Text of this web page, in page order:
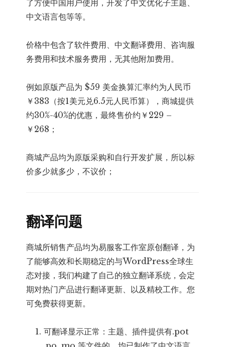
了方便中国用户使用，开发了中文优化子主题、
中文语言包等等。
价格中包含了软件费用、中文翻译费用、咨询服
务费用和技术服务费用，无其他附加费用。
例如原版产品为 $59 美金换算汇率约为人民币
￥383（按1美元兑6.5元人民币算），商城提供
约30%-40%的优惠，最终售价约￥229 –
￥268；
商城产品均为原版采购和自行开发扩展，所以标
价多少就多少，不议价；
翻译问题
商城所销售产品均为易服客工作室原创翻译，为
了能够高效和长期稳定的与WordPress全球生
态对接，我们构建了自己的独立翻译系统，会定
期对热门产品进行翻译更新、以及精校工作。您
可免费获得更新。
可翻译显示正常：主题、插件提供有.pot